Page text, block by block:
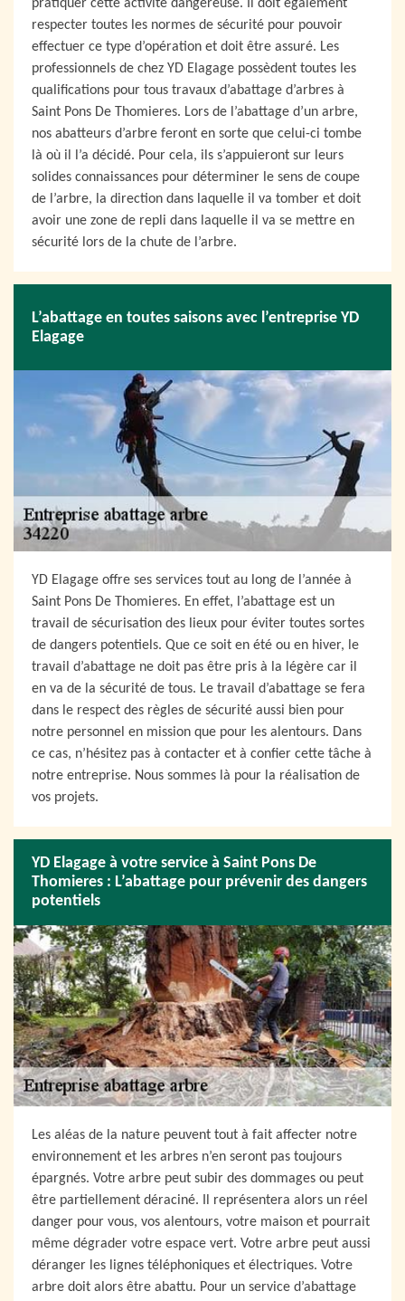
pratiquer cette activité dangereuse. Il doit également
respecter toutes les normes de sécurité pour pouvoir
effectuer ce type d’opération et doit être assuré. Les
professionnels de chez YD Elagage possèdent toutes les
qualifications pour tous travaux d’abattage d’arbres à
Saint Pons De Thomieres. Lors de l’abattage d’un arbre,
nos abatteurs d’arbre feront en sorte que celui-ci tombe
là où il l’a décidé. Pour cela, ils s’appuieront sur leurs
solides connaissances pour déterminer le sens de coupe
de l’arbre, la direction dans laquelle il va tomber et doit
avoir une zone de repli dans laquelle il va se mettre en
sécurité lors de la chute de l’arbre.
L’abattage en toutes saisons avec l’entreprise YD
Elagage
YD Elagage offre ses services tout au long de l’année à
Saint Pons De Thomieres. En effet, l’abattage est un
travail de sécurisation des lieux pour éviter toutes sortes
de dangers potentiels. Que ce soit en été ou en hiver, le
travail d’abattage ne doit pas être pris à la légère car il
en va de la sécurité de tous. Le travail d’abattage se fera
dans le respect des règles de sécurité aussi bien pour
notre personnel en mission que pour les alentours. Dans
ce cas, n’hésitez pas à contacter et à confier cette tâche à
notre entreprise. Nous sommes là pour la réalisation de
vos projets.
YD Elagage à votre service à Saint Pons De
Thomieres : L’abattage pour prévenir des dangers
potentiels
Les aléas de la nature peuvent tout à fait affecter notre
environnement et les arbres n’en seront pas toujours
épargnés. Votre arbre peut subir des dommages ou peut
être partiellement déraciné. Il représentera alors un réel
danger pour vous, vos alentours, votre maison et pourrait
même dégrader votre espace vert. Votre arbre peut aussi
déranger les lignes téléphoniques et électriques. Votre
arbre doit alors être abattu. Pour un service d’abattage